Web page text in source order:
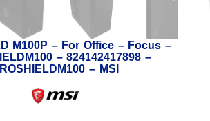
M100P – For Office – Focus –
– 824142417898 –
– MSI